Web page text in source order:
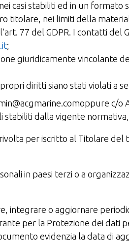
casi stabiliti ed in un
titolare, nei limiti della
77 del GDPR. I contatti del
;
giuridicamente vincolante
diritti siano stati violati a
c/o
dalla vigente
per iscritto al Titolare
in paesi terzi o a
integrare o aggiornare
per la Protezione dei dati
evidenzia la data di